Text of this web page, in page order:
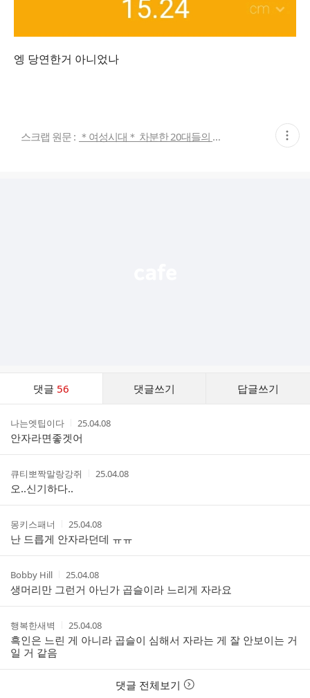
엥 당연한거 아니었나
스크랩 원문 : ＊여성시대＊ 차분한 20대들의 알흠다운 공간 현
재
댓글 56 댓글쓰기 답글쓰기
스
작
성
자
나는엣팁이다
작
성
시
간
25.04.08
안자라면좋겟어
작
성
자
큐티뽀짝말랑강쥐
작
간
25.04.08
오..신기하다..
작
성
자
몽키스패너
작
성
시
간
25.04.08
난 드릅게 안자라던데 ㅠㅠ
작
성
자
Bobby Hill
작
성
시
간
25.04.08
생머리만 그런거 아닌가 곱슬이라 느리게 자라요
작
성
자
행복한새벽
작
성
시
25.04.08
흑인은 느린 게 아니라 곱슬이 심해서 자라는 게 잘 안보이는 거
일 거 같음
댓글 전체보기